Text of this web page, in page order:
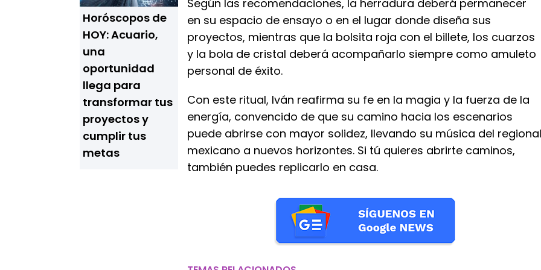
Horóscopos de
HOY: Acuario,
una
oportunidad
llega para
transformar tus
proyectos y
cumplir tus
metas
Según las recomendaciones, la herradura deberá permanecer
en su espacio de ensayo o en el lugar donde diseña sus
proyectos, mientras que la bolsita roja con el billete, los cuarzos
y la bola de cristal deberá acompañarlo siempre como amuleto
personal de éxito.
Con este ritual, Iván reafirma su fe en la magia y la fuerza de la
energía, convencido de que su camino hacia los escenarios
puede abrirse con mayor solidez, llevando su música del regional
mexicano a nuevos horizontes. Si tú quieres abrirte caminos,
también puedes replicarlo en casa.